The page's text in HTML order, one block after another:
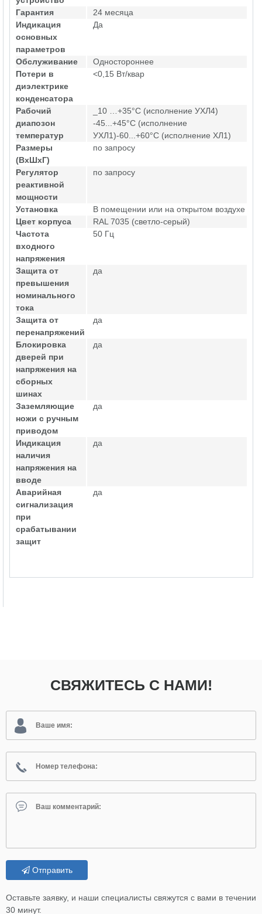
Гарантия
24 месяца
Индикация
основных
параметров
Да
Обслуживание
Одностороннее
Потери в
диэлектрике
конденсатора
<0,15 Вт/квар
Рабочий
диапозон
температур
_10 …+35°С (исполнение УХЛ4)
-45...+45°С (исполнение
УХЛ1)-60...+60°С (исполнение ХЛ1)
Размеры
(ВхШхГ)
по запросу
Регулятор
реактивной
мощности
по запросу
Установка
В помещении или на открытом воздухе
Цвет корпуса
RAL 7035 (светло-серый)
Частота
входного
напряжения
50 Гц
Защита от
превышения
номинального
тока
да
Защита от
перенапряжений
да
Блокировка
дверей при
напряжения на
сборных
шинах
да
Заземляющие
ножи с ручным
приводом
да
Индикация
наличия
напряжения на
вводе
да
Аварийная
сигнализация
при
срабатывании
защит
да
СВЯЖИТЕСЬ С НАМИ!
Отправить
Оставьте заявку, и наши специалисты свяжутся с вами в течении
30 минут.